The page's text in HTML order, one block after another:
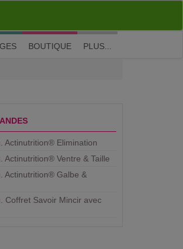
Me connecter| ? Visite guidée
BOUTIQUE PLUS...
Actinutrition® Elimination
Actinutrition® Ventre & Taille
Actinutrition® Galbe &
​Coffret Savoir Mincir avec